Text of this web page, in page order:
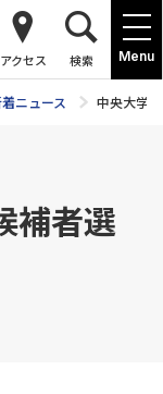
Menu
アクセス 検索
ニュース 中央大学
補者選